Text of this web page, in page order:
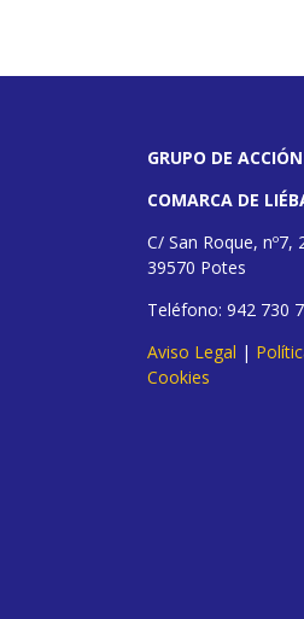
GRUPO DE
COMARCA DE
C/ San Roque, nº7,
39570 Potes
Teléfono: 942 730
Aviso Legal |
Cookies